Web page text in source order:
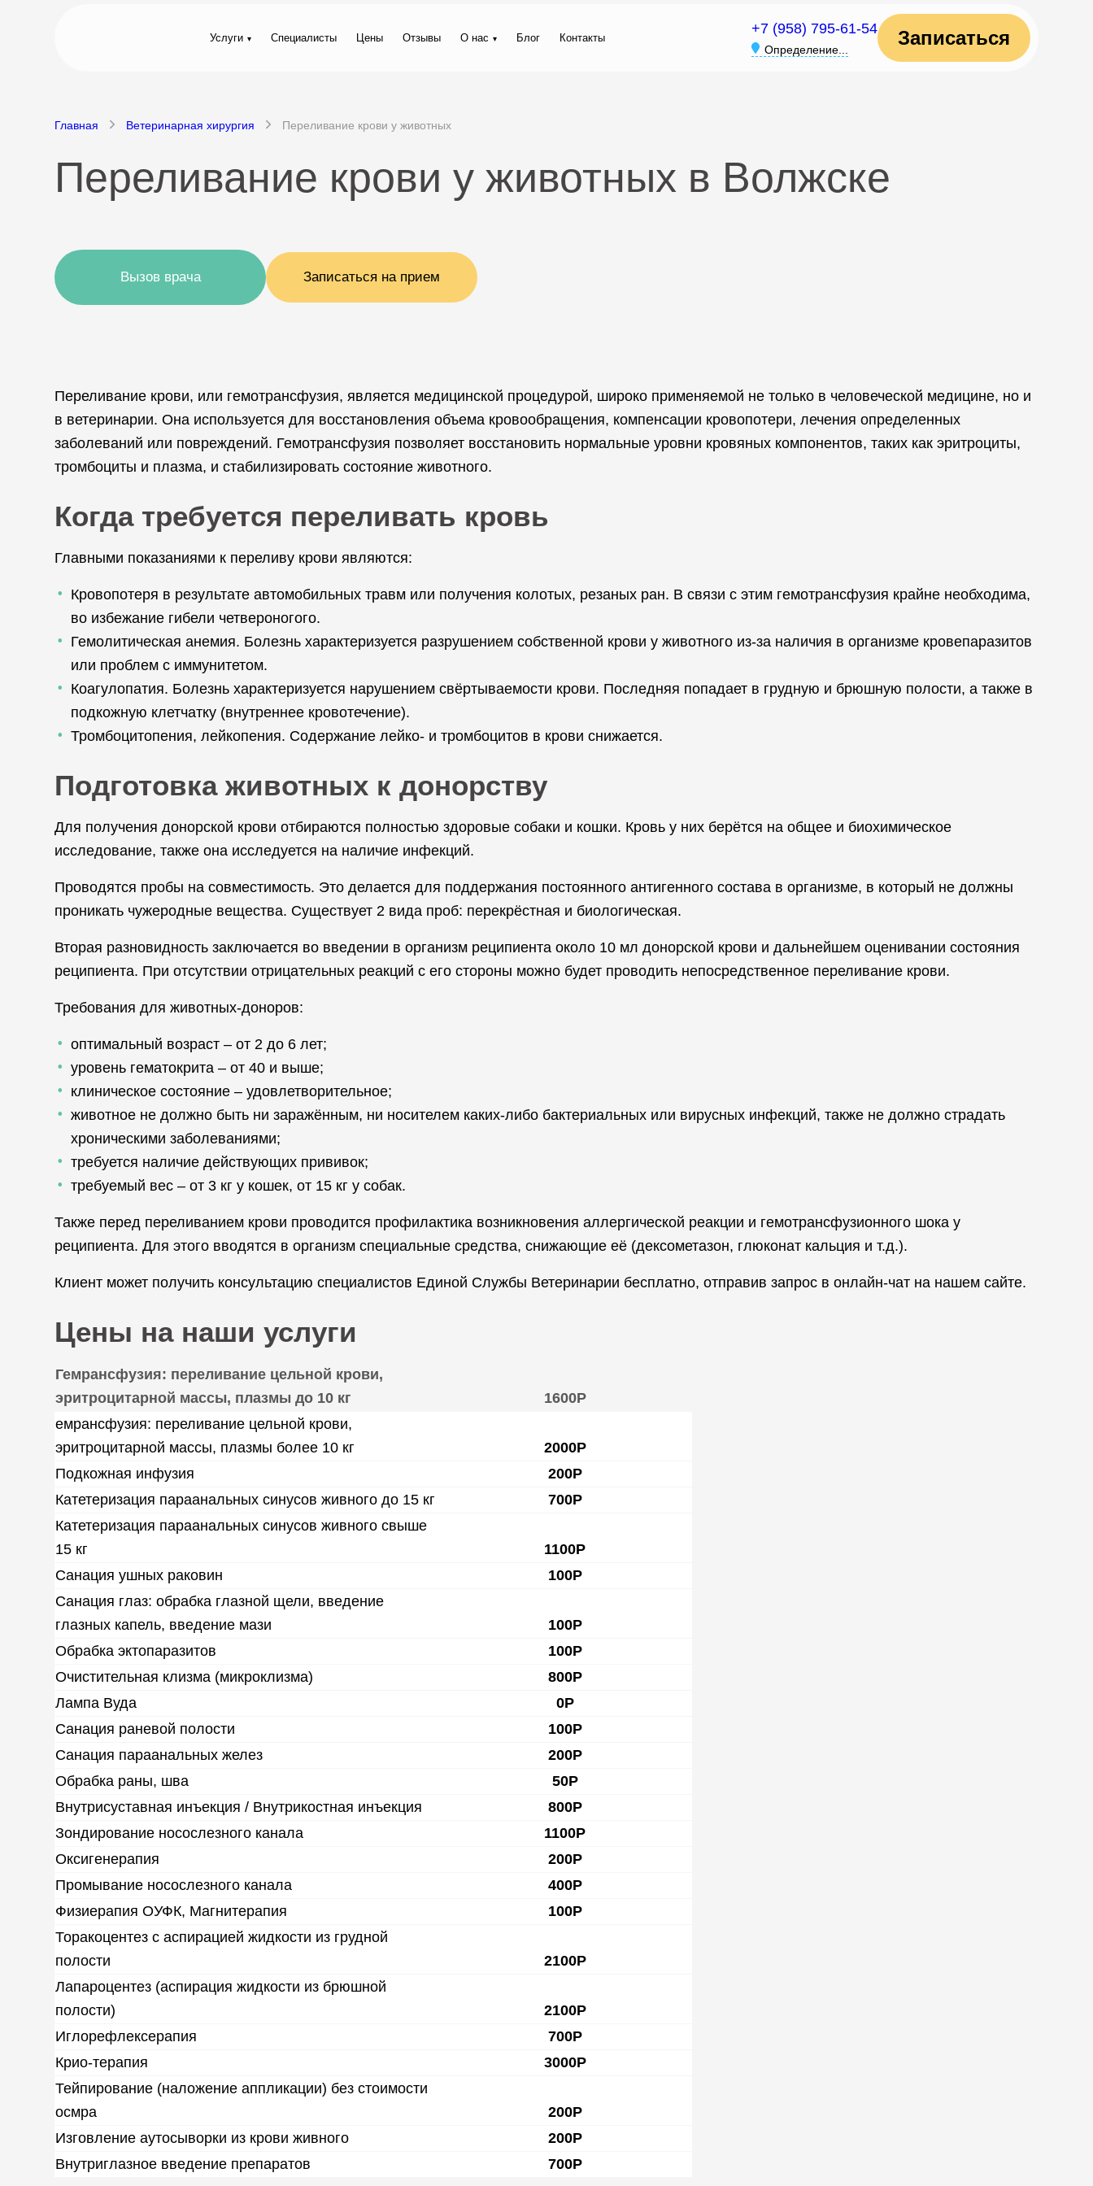
Услуги Специалисты Цены Отзывы О нас Блог Контакты
+7 (958) 795-61-54
Определение...
Записаться
Главная Ветеринарная хирургия Переливание крови у животных
Переливание крови у животных в Волжске
Вызов врача Записаться на прием
Переливание крови, или гемотрансфузия, является медицинской процедурой, широко применяемой не только в человеческой медицине, но и
в ветеринарии. Она используется для восстановления объема кровообращения, компенсации кровопотери, лечения определенных
заболеваний или повреждений. Гемотрансфузия позволяет восстановить нормальные уровни кровяных компонентов, таких как эритроциты,
тромбоциты и плазма, и стабилизировать состояние животного.
Когда требуется переливать кровь
Главными показаниями к переливу крови являются:
Кровопотеря в результате автомобильных травм или получения колотых, резаных ран. В связи с этим гемотрансфузия крайне необходима,
во избежание гибели четвероногого.
Гемолитическая анемия. Болезнь характеризуется разрушением собственной крови у животного из-за наличия в организме кровепаразитов
или проблем с иммунитетом.
Коагулопатия. Болезнь характеризуется нарушением свёртываемости крови. Последняя попадает в грудную и брюшную полости, а также в
подкожную клетчатку (внутреннее кровотечение).
Тромбоцитопения, лейкопения. Содержание лейко- и тромбоцитов в крови снижается.
Подготовка животных к донорству
Для получения донорской крови отбираются полностью здоровые собаки и кошки. Кровь у них берётся на общее и биохимическое
исследование, также она исследуется на наличие инфекций.
Проводятся пробы на совместимость. Это делается для поддержания постоянного антигенного состава в организме, в который не должны
проникать чужеродные вещества. Существует 2 вида проб: перекрёстная и биологическая.
Вторая разновидность заключается во введении в организм реципиента около 10 мл донорской крови и дальнейшем оценивании состояния
реципиента. При отсутствии отрицательных реакций с его стороны можно будет проводить непосредственное переливание крови.
Требования для животных-доноров:
оптимальный возраст – от 2 до 6 лет;
уровень гематокрита – от 40 и выше;
клиническое состояние – удовлетворительное;
животное не должно быть ни заражённым, ни носителем каких-либо бактериальных или вирусных инфекций, также не должно страдать
хроническими заболеваниями;
требуется наличие действующих прививок;
требуемый вес – от 3 кг у кошек, от 15 кг у собак.
Также перед переливанием крови проводится профилактика возникновения аллергической реакции и гемотрансфузионного шока у
реципиента. Для этого вводятся в организм специальные средства, снижающие её (дексометазон, глюконат кальция и т.д.).
Клиент может получить консультацию специалистов Единой Службы Ветеринарии бесплатно, отправив запрос в онлайн-чат на нашем сайте.
Цены на наши услуги
Гемрансфузия: переливание цельной крови,
эритроцитарной массы, плазмы до 10 кг
1600Р
емрансфузия: переливание цельной крови,
эритроцитарной массы, плазмы более 10 кг
2000Р
Подкожная инфузия
200Р
Катетеризация параанальных синусов живного до 15 кг
700Р
Катетеризация параанальных синусов живного свыше
15 кг
1100Р
Санация ушных раковин
100Р
Санация глаз: обрабка глазной щели, введение
глазных капель, введение мази
100Р
Обрабка эктопаразитов
100Р
Очистительная клизма (микроклизма)
800Р
Лампа Вуда
0Р
Санация раневой полости
100Р
Санация параанальных желез
200Р
Обрабка раны, шва
50Р
Внутрисуставная инъекция / Внутрикостная инъекция
800Р
Зондирование носослезного канала
1100Р
Оксигенерапия
200Р
Промывание носослезного канала
400Р
Физиерапия ОУФК, Магнитерапия
100Р
Торакоцентез с аспирацией жидкости из грудной
полости
2100Р
Лапароцентез (аспирация жидкости из брюшной
полости)
2100Р
Иглорефлексерапия
700Р
Крио-терапия
3000Р
Тейпирование (наложение аппликации) без стоимости
осмра
200Р
Изговление аутосыворки из крови живного
200Р
Внутриглазное введение препаратов
700Р